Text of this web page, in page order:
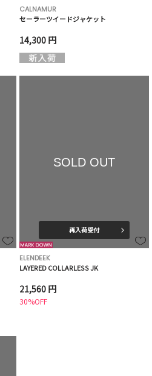
CALNAMUR
セーラーツイードジャケット
14,300 円
SOLD OUT
再入荷受付
ELENDEEK
LAYERED COLLARLESS JK
21,560 円
30%OFF